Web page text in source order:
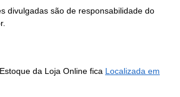
divulgadas são de responsabilidade do
da Loja Online fica Localizada em